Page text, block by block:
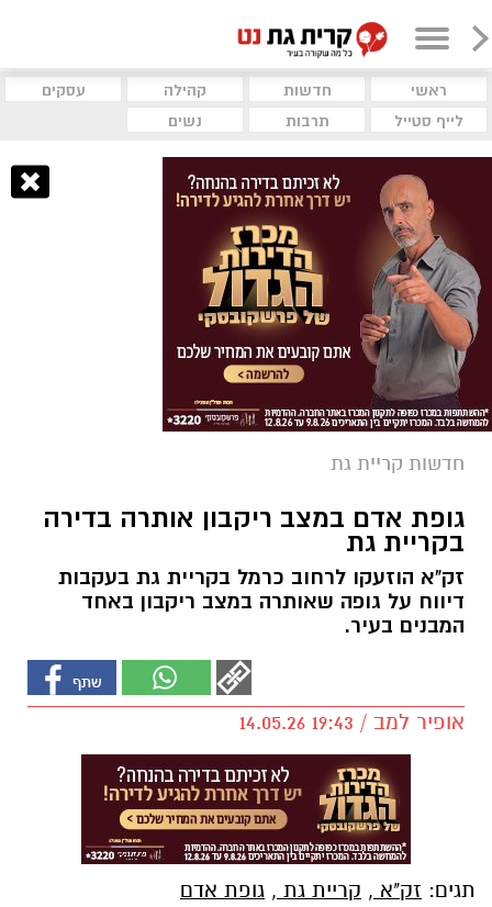
ראשי חדשות קהילה
עסקים
לייף סטייל
תרבות נשים
חדשות קריית גת
גופת אדם במצב ריקבון אותרה בדירה
בקריית גת
זק"א הוזעקו לרחוב כרמל בקריית גת בעקבות
דיווח על גופה שאותרה במצב ריקבון באחד
המבנים בעיר.
אופיר למב / 19:43 14.05.26
תגים: זק"א , קריית גת , גופת אדם